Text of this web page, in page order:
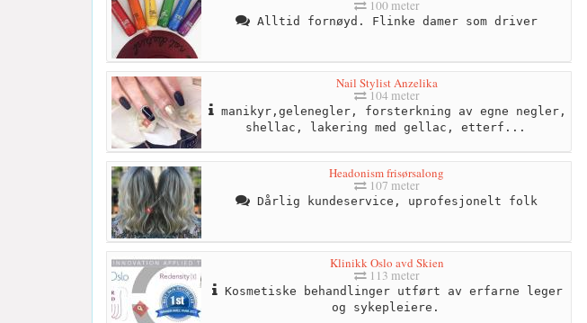
100 meter
Alltid fornøyd. Flinke damer som driver
Nail Stylist Anzelika
104 meter
manikyr,gelenegler, forsterkning av egne negler,
shellac, lakering med gellac, etterf...
Headonism frisørsalong
107 meter
Dårlig kundeservice, uprofesjonelt folk
Klinikk Oslo avd Skien
113 meter
Kosmetiske behandlinger utført av erfarne leger
og sykepleiere.